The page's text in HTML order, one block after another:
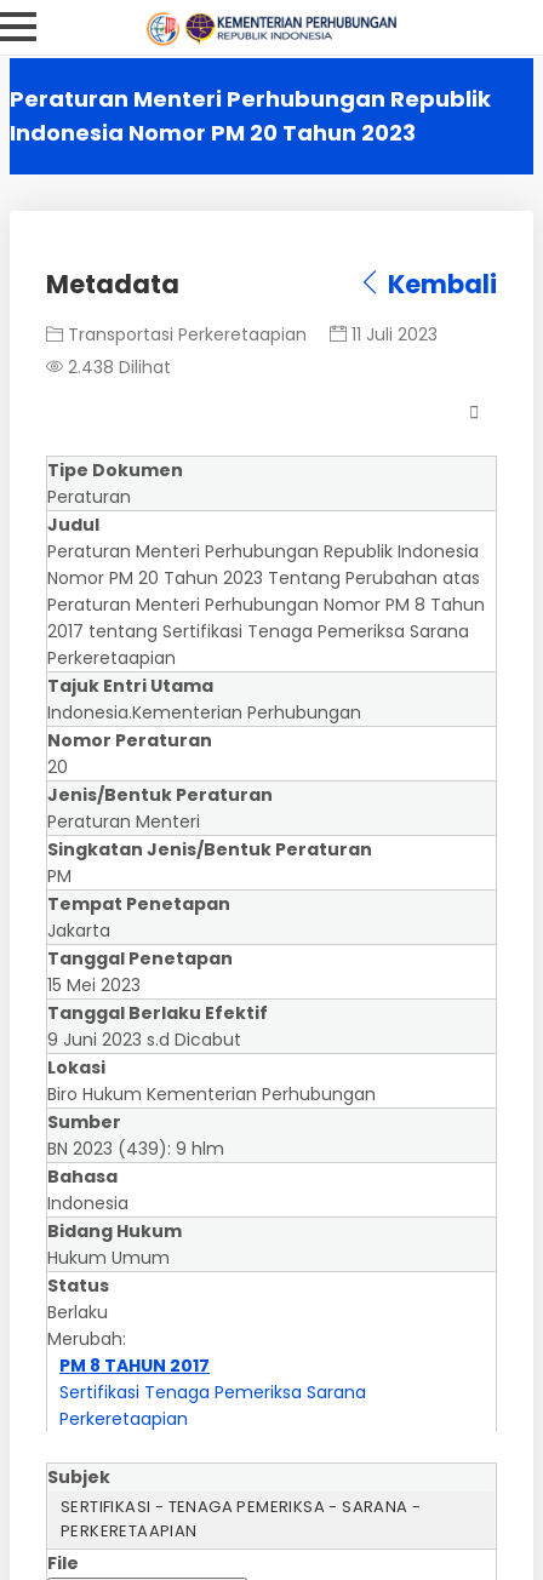
Peraturan Menteri Perhubungan Republik
Indonesia Nomor PM 20 Tahun 2023
Metadata Kembali
Transportasi Perkeretaapian
11 Juli 2023
2.438 Dilihat
Tipe Dokumen
Peraturan
Judul
Peraturan Menteri Perhubungan Republik Indonesia
Nomor PM 20 Tahun 2023 Tentang Perubahan atas
Peraturan Menteri Perhubungan Nomor PM 8 Tahun
2017 tentang Sertifikasi Tenaga Pemeriksa Sarana
Perkeretaapian
Tajuk Entri Utama
Indonesia.Kementerian Perhubungan
Nomor Peraturan
20
Jenis/Bentuk Peraturan
Peraturan Menteri
Singkatan Jenis/Bentuk Peraturan
PM
Tempat Penetapan
Jakarta
Tanggal Penetapan
15 Mei 2023
Tanggal Berlaku Efektif
9 Juni 2023 s.d Dicabut
Lokasi
Biro Hukum Kementerian Perhubungan
Sumber
BN 2023 (439): 9 hlm
Bahasa
Indonesia
Bidang Hukum
Hukum Umum
Status
Berlaku
Merubah:
PM 8 TAHUN 2017
Sertifikasi Tenaga Pemeriksa Sarana
Perkeretaapian
Subjek
SERTIFIKASI - TENAGA PEMERIKSA - SARANA -
PERKERETAAPIAN
File